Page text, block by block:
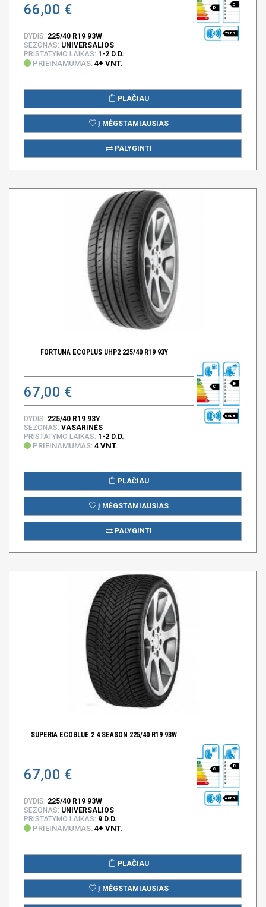
66,00 € D
C
72 DB
DYDIS: 225/40 R19 93W
SEZONAS: UNIVERSALIOS
PRISTATYMO LAIKAS: 1-2 D.D.
PRIEINAMUMAS: 4+ VNT.
PLAČIAU
Į MĖGSTAMIAUSIAS
PALYGINTI
FORTUNA ECOPLUS UHP2 225/40 R19 93Y
67,00 € C
B
68 DB
DYDIS: 225/40 R19 93Y
SEZONAS: VASARINĖS
PRISTATYMO LAIKAS: 1-2 D.D.
PRIEINAMUMAS: 4 VNT.
PLAČIAU
Į MĖGSTAMIAUSIAS
PALYGINTI
SUPERIA ECOBLUE 2 4 SEASON 225/40 R19 93W
67,00 € C
B
68 DB
DYDIS: 225/40 R19 93W
SEZONAS: UNIVERSALIOS
PRISTATYMO LAIKAS: 9 D.D.
PRIEINAMUMAS: 4+ VNT.
PLAČIAU
Į MĖGSTAMIAUSIAS